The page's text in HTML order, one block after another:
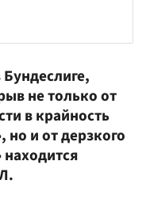
не только от
в крайность
но и от дерзкого
находится